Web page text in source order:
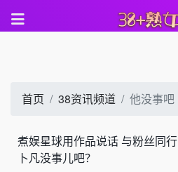
首页 38资讯频道 他没事吧
煮娱星球用作品说话 与粉丝同行
卜凡没事儿吧？